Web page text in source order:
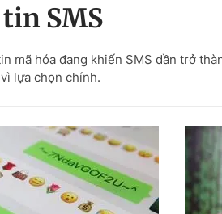
SMS
mã hóa đang khiến SMS dần trở
lựa chọn chính.